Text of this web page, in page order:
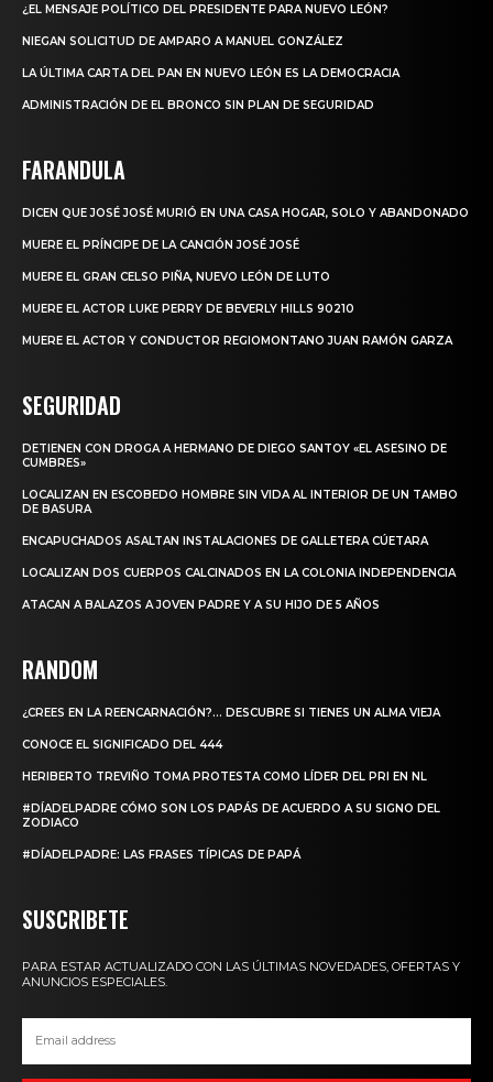
¿EL MENSAJE POLÍTICO DEL PRESIDENTE PARA NUEVO LEÓN?
NIEGAN SOLICITUD DE AMPARO A MANUEL GONZÁLEZ
LA ÚLTIMA CARTA DEL PAN EN NUEVO LEÓN ES LA DEMOCRACIA
ADMINISTRACIÓN DE EL BRONCO SIN PLAN DE SEGURIDAD
FARANDULA
DICEN QUE JOSÉ JOSÉ MURIÓ EN UNA CASA HOGAR, SOLO Y ABANDONADO
MUERE EL PRÍNCIPE DE LA CANCIÓN JOSÉ JOSÉ
MUERE EL GRAN CELSO PIÑA, NUEVO LEÓN DE LUTO
MUERE EL ACTOR LUKE PERRY DE BEVERLY HILLS 90210
MUERE EL ACTOR Y CONDUCTOR REGIOMONTANO JUAN RAMÓN GARZA
SEGURIDAD
DETIENEN CON DROGA A HERMANO DE DIEGO SANTOY «EL ASESINO DE
CUMBRES»
LOCALIZAN EN ESCOBEDO HOMBRE SIN VIDA AL INTERIOR DE UN TAMBO
DE BASURA
ENCAPUCHADOS ASALTAN INSTALACIONES DE GALLETERA CÚETARA
LOCALIZAN DOS CUERPOS CALCINADOS EN LA COLONIA INDEPENDENCIA
ATACAN A BALAZOS A JOVEN PADRE Y A SU HIJO DE 5 AÑOS
RANDOM
¿CREES EN LA REENCARNACIÓN?… DESCUBRE SI TIENES UN ALMA VIEJA
CONOCE EL SIGNIFICADO DEL 444
HERIBERTO TREVIÑO TOMA PROTESTA COMO LÍDER DEL PRI EN NL
#DÍADELPADRE CÓMO SON LOS PAPÁS DE ACUERDO A SU SIGNO DEL
ZODIACO
#DÍADELPADRE: LAS FRASES TÍPICAS DE PAPÁ
SUSCRIBETE
PARA ESTAR ACTUALIZADO CON LAS ÚLTIMAS NOVEDADES, OFERTAS Y
ANUNCIOS ESPECIALES.